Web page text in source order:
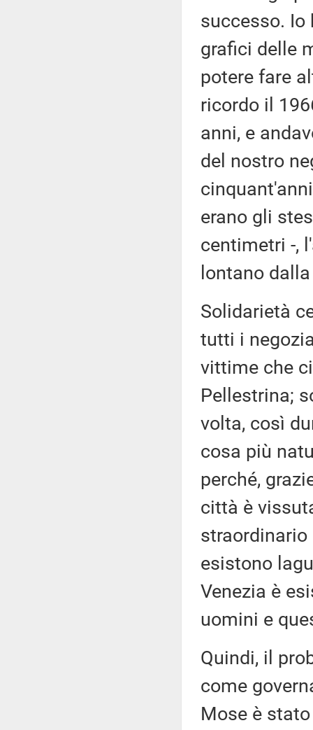
successo.
grafici delle
potere fare
ricordo il
anni, e
del nostro
erano gli
centimetri -,
lontano
Solidarietà
tutti i
vittime che
Pellestrina;
volta, così
cosa più
perché,
città è
esistono
Venezia è
uomini e
Quindi, il
come
Mose è